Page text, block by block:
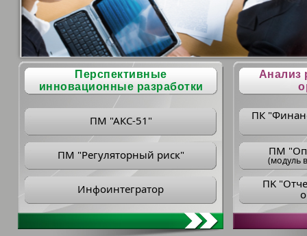
Перспективные
инновационные разработки
ПМ "АКС-51"
ПМ "Регуляторный риск"
Инфоинтегратор
Анализ
ПК
ПM
(модуль
ПK